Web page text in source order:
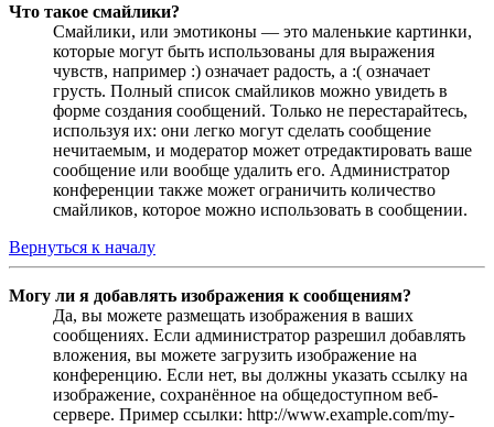
Что такое смайлики?
Смайлики, или эмотиконы — это маленькие картинки,
которые могут быть использованы для выражения
чувств, например :) означает радость, а :( означает
грусть. Полный список смайликов можно увидеть в
форме создания сообщений. Только не перестарайтесь,
используя их: они легко могут сделать сообщение
нечитаемым, и модератор может отредактировать ваше
сообщение или вообще удалить его. Администратор
конференции также может ограничить количество
смайликов, которое можно использовать в сообщении.
Вернуться к началу
Могу ли я добавлять изображения к сообщениям?
Да, вы можете размещать изображения в ваших
сообщениях. Если администратор разрешил добавлять
вложения, вы можете загрузить изображение на
конференцию. Если нет, вы должны указать ссылку на
изображение, сохранённое на общедоступном веб-
сервере. Пример ссылки: http://www.example.com/my-